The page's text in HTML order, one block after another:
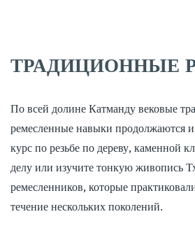
ТРАДИЦИОННЫЕ
По всей долине Катманду вековые
ремесленные навыки продолжаются
курс по резьбе по дереву, каменной
делу или изучите тонкую живопись
ремесленников, которые
течение нескольких поколений.